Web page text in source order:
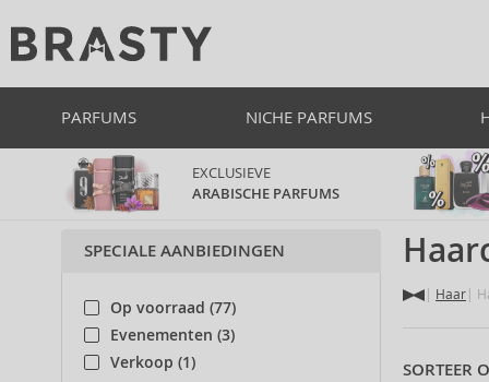
PARFUMS NICHE PARFUMS
EXCLUSIEVE
ARABISCHE PARFUMS
Haar
SORTEER
SPECIALE AANBIEDINGEN
Op voorraad (77)
Evenementen (3)
Verkoop (1)